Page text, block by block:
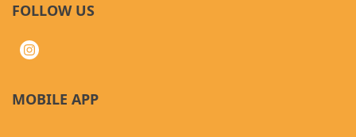
FOLLOW US
MOBILE APP